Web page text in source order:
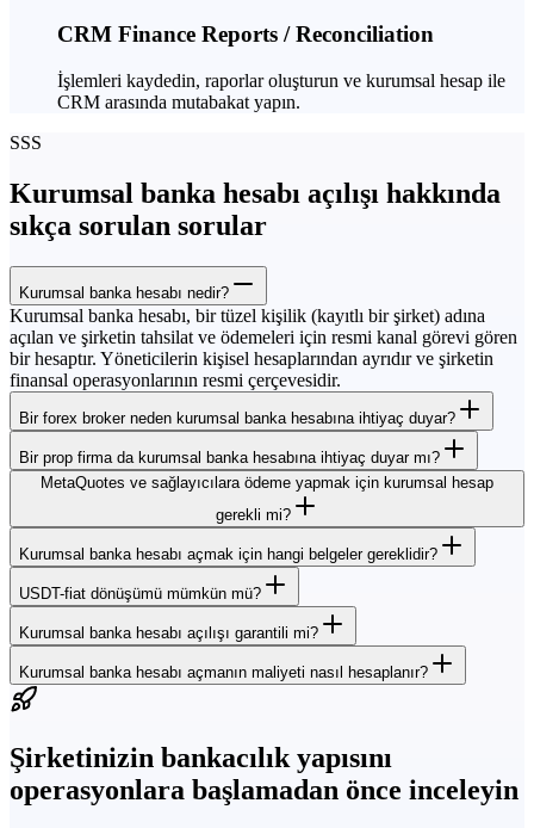
CRM Finance Reports / Reconciliation
İşlemleri kaydedin, raporlar oluşturun ve kurumsal hesap ile
CRM arasında mutabakat yapın.
SSS
Kurumsal banka hesabı açılışı hakkında
sıkça sorulan sorular
Kurumsal banka hesabı nedir?
Kurumsal banka hesabı, bir tüzel kişilik (kayıtlı bir şirket) adına
açılan ve şirketin tahsilat ve ödemeleri için resmi kanal görevi gören
bir hesaptır. Yöneticilerin kişisel hesaplarından ayrıdır ve şirketin
finansal operasyonlarının resmi çerçevesidir.
Bir forex broker neden kurumsal banka hesabına ihtiyaç duyar?
Bir prop firma da kurumsal banka hesabına ihtiyaç duyar mı?
MetaQuotes ve sağlayıcılara ödeme yapmak için kurumsal hesap
gerekli mi?
Kurumsal banka hesabı açmak için hangi belgeler gereklidir?
USDT-fiat dönüşümü mümkün mü?
Kurumsal banka hesabı açılışı garantili mi?
Kurumsal banka hesabı açmanın maliyeti nasıl hesaplanır?
Şirketinizin bankacılık yapısını
operasyonlara başlamadan önce inceleyin